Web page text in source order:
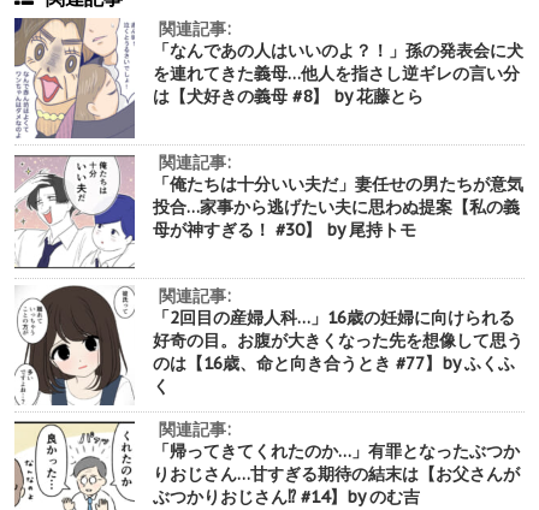
関連記事:
「なんであの人はいいのよ？！」孫の発表会に犬
を連れてきた義母…他人を指さし逆ギレの言い分
は【犬好きの義母 #8】 by 花藤とら
関連記事:
「俺たちは十分いい夫だ」妻任せの男たちが意気
投合…家事から逃げたい夫に思わぬ提案【私の義
母が神すぎる！ #30】 by 尾持トモ
関連記事:
「2回目の産婦人科…」16歳の妊婦に向けられる
好奇の目。お腹が大きくなった先を想像して思う
のは【16歳、命と向き合うとき #77】by ふくふ
く
関連記事:
「帰ってきてくれたのか…」有罪となったぶつか
りおじさん…甘すぎる期待の結末は【お父さんが
ぶつかりおじさん⁉︎ #14】by のむ吉